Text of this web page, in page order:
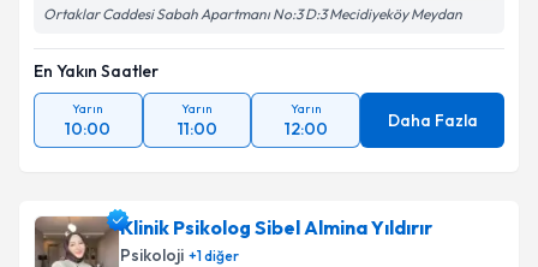
Ortaklar Caddesi Sabah Apartmanı No:3 D:3 Mecidiyeköy Meydan
En Yakın Saatler
Yarın
10:00
Yarın
11:00
Yarın
12:00 Daha Fazla
Klinik Psikolog Sibel Almina Yıldırır
Psikoloji +1diğer